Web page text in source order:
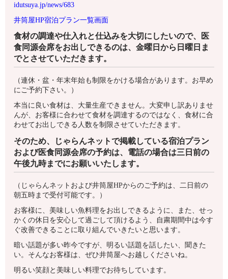
idutsuya.jp/news/683
井筒屋HP宿泊プラン一覧画面
食材の調達や仕入れと仕込みを大切にしたいので、医
食同源会席をお出しできるのは、金曜日から日曜日ま
でとさせていただきます。
（連休・盆・年末年始も制限をかける場合があります。お早め
にご予約下さい。）
本当に良い食材は、大量生産できません。大変申し訳ありませ
んが、お客様に合わせて食材を調達するのではなく、食材に合
わせてお出しできる人数を制限させていただきます。
そのため、じゃらんネットで掲載している宿泊プラン
および医食同源会席の予約は、電話の場合は三日前の
午後九時までにお願いいたします。
（じゃらんネットおよび井筒屋HPからのご予約は、二日前の
朝五時まで受付可能です。）
お客様に、美味しい魚料理をお出しできるように、また、せっ
かくの休日を安心して過ごして頂けるよう、自粛期間中は今す
ぐ改善できることに取り組んでいきたいと思います。
暗い話題が多い昨今ですが、明るい話題を話したい、聞きた
い。そんなお客様は、ぜひ井筒屋へお越しくださいね。
明るい笑顔と美味しい料理でお待ちしています。